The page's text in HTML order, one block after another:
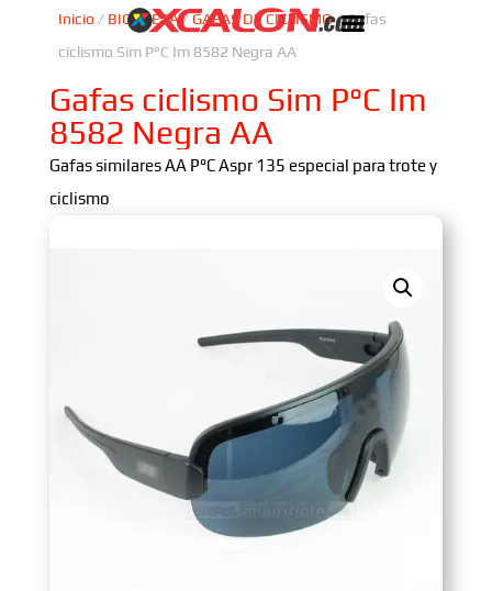
Inicio / BICICLETA/GAFAS DE CICLISMO/ Gafas
ciclismo Sim P°C Im 8582 Negra AA
Gafas ciclismo Sim P°C Im
8582 Negra AA
Gafas similares AA P°C Aspr 135 especial para trote y
ciclismo